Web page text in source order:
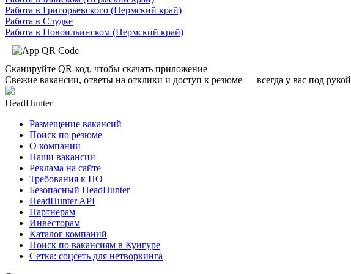
Работа в Григорьевского (Пермский край)
Работа в Слудке
Работа в Новоильинском (Пермский край)
Сканируйте QR-код, чтобы скачать приложение
Свежие вакансии, ответы на отклики и доступ к резюме — всегда у вас под рукой
HeadHunter
Размещение вакансий
Поиск по резюме
О компании
Наши вакансии
Реклама на сайте
Требования к ПО
Безопасный HeadHunter
HeadHunter API
Партнерам
Инвесторам
Каталог компаний
Поиск по вакансиям в Кунгуре
Сетка: соцсеть для нетворкинга